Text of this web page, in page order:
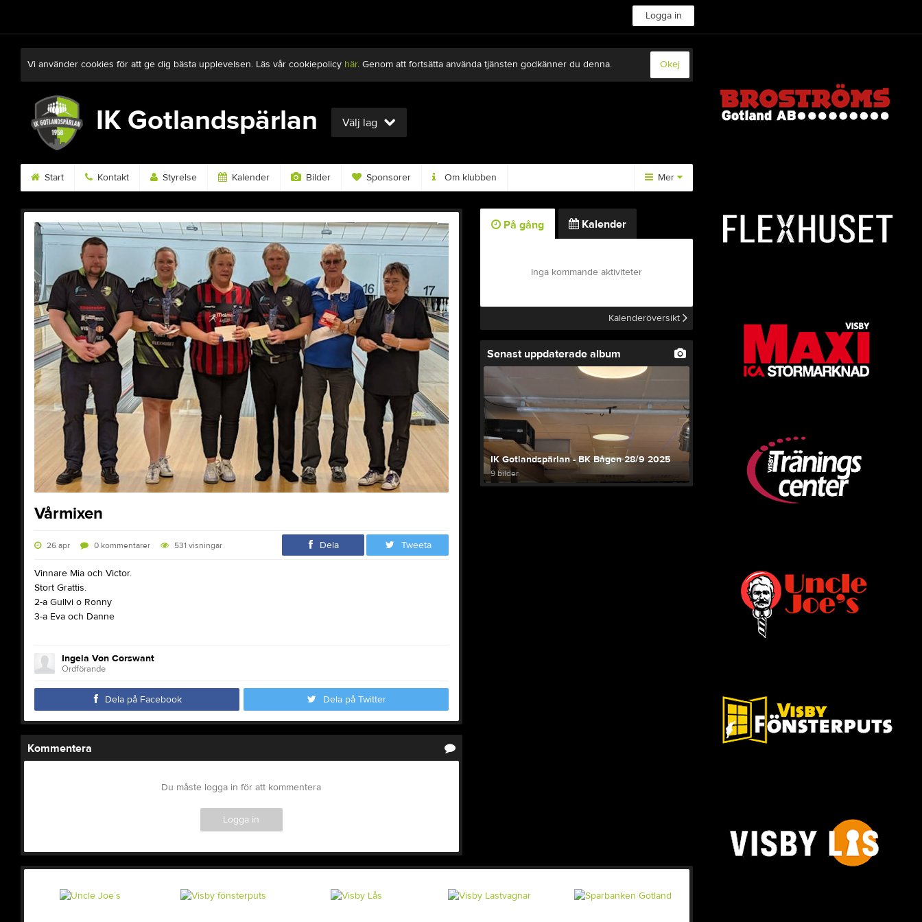
Logga in
Vi använder cookies för att ge dig bästa upplevelsen. Läs vår cookiepolicy här. Genom att fortsätta använda tjänsten godkänner du denna. Okej
IK Gotlandspärlan Välj lag
Start Kontakt Styrelse Kalender Bilder Sponsorer Om klubben Mer
Medlemsinfo
Styrdokument
Vårmixen
26 apr 0 kommentarer 531 visningar Dela Tweeta
Vinnare Mia och Victor.
Stort Grattis.
2-a Gullvi o Ronny
3-a Eva och Danne
Ingela Von Corswant
Ordförande
Dela på Facebook Dela på Twitter
Kommentera
Du måste logga in för att kommentera
Logga in
På gång Kalender
Inga kommande aktiviteter
Kalenderöversikt
Senast uppdaterade album
IK Gotlandspärlan - BK Bågen 28/9 2025
9 bilder